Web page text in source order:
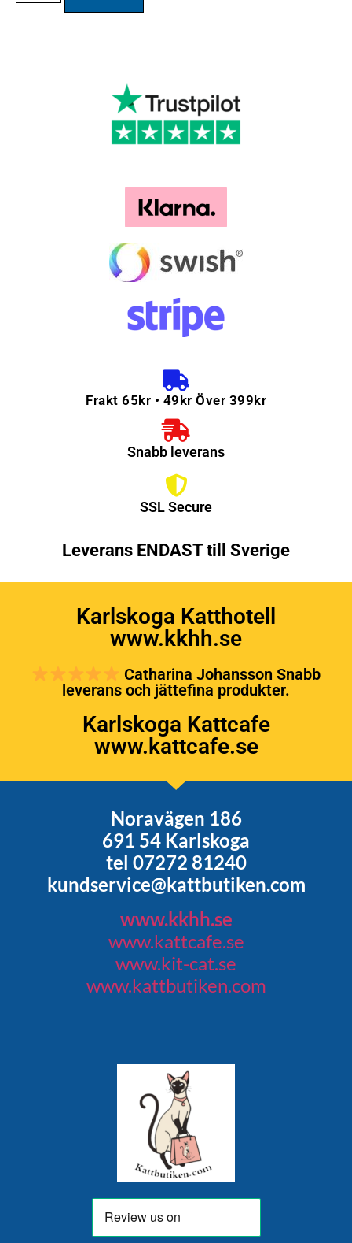
Frakt 65kr • 49kr Över 399kr
Snabb leverans
SSL Secure
Leverans ENDAST till Sverige
Karlskoga Katthotell
www.kkhh.se
Catharina Johansson Snabb
leverans och jättefina produkter.
Karlskoga Kattcafe
www.kattcafe.se
Noravägen 186
691 54 Karlskoga
tel 07272 81240
kundservice@kattbutiken.com
www.kkhh.se
www.kattcafe.se
www.kit-cat.se
www.kattbutiken.com